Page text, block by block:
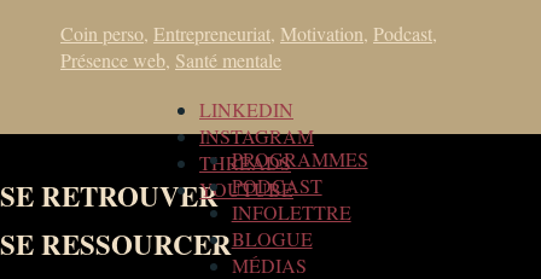
Coin perso, Entrepreneuriat, Motivation, Podcast,
Présence web, Santé mentale
SE RETROUVER
LINKEDIN
INSTAGRAM
THREADS
YOUTUBE
SE RESSOURCER
PROGRAMMES
PODCAST
INFOLETTRE
BLOGUE
MÉDIAS